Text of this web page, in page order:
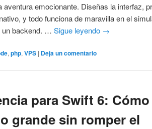
emocionante. Diseñas la interfaz,
y todo funciona de maravilla en el
un backend. …Sigue leyendo →
,php,VPS | Deja un comentario
para Swift 6: Cómo
grande sin romper el